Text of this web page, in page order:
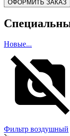
Новые...
Фильтр воздушный